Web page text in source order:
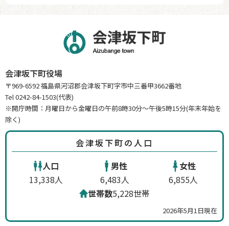
会津坂下町役場
〒969-6592 福島県河沼郡会津坂下町字市中三番甲3662番地
Tel 0242-84-1503(代表)
※開庁時間：月曜日から金曜日の午前8時30分～午後5時15分(年末年始を
除く)
会津坂下町の人口
人口
13,338人
男性
6,483人
女性
6,855人
世帯数5,228世帯
2026年5月1日現在